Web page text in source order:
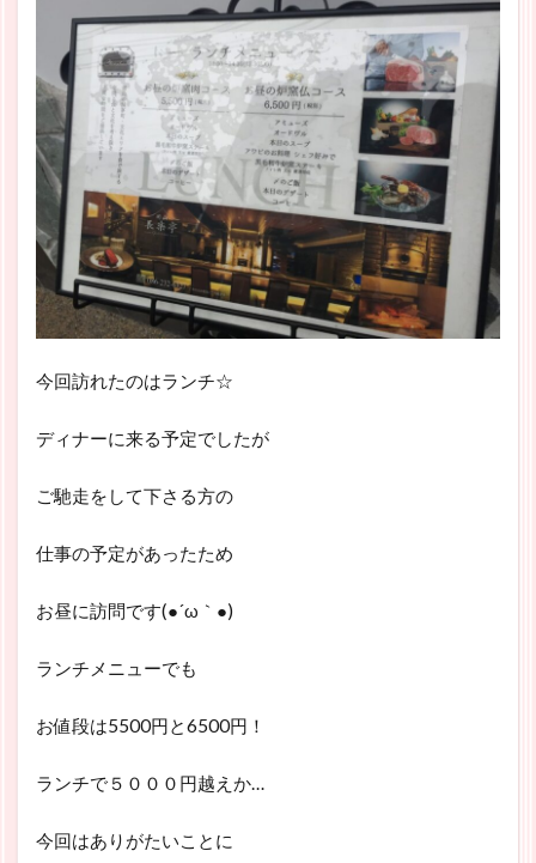
今回訪れたのはランチ☆
ディナーに来る予定でしたが
ご馳走をして下さる方の
仕事の予定があったため
お昼に訪問です(●´ω｀●)
ランチメニューでも
お値段は5500円と6500円！
ランチで５０００円越えか…
今回はありがたいことに